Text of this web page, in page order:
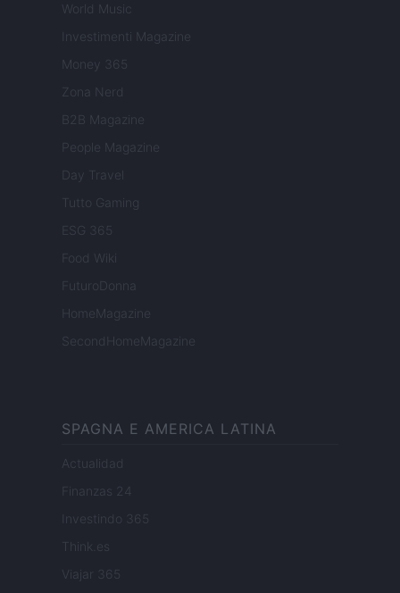
World Music
Investimenti Magazine
Money 365
Zona Nerd
B2B Magazine
People Magazine
Day Travel
Tutto Gaming
ESG 365
Food Wiki
FuturoDonna
HomeMagazine
SecondHomeMagazine
SPAGNA E AMERICA LATINA
Actualidad
Finanzas 24
Investindo 365
Think.es
Viajar 365